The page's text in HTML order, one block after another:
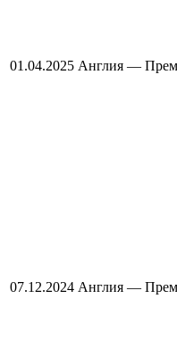
01.04.2025 Англия —
07.12.2024 Англия —